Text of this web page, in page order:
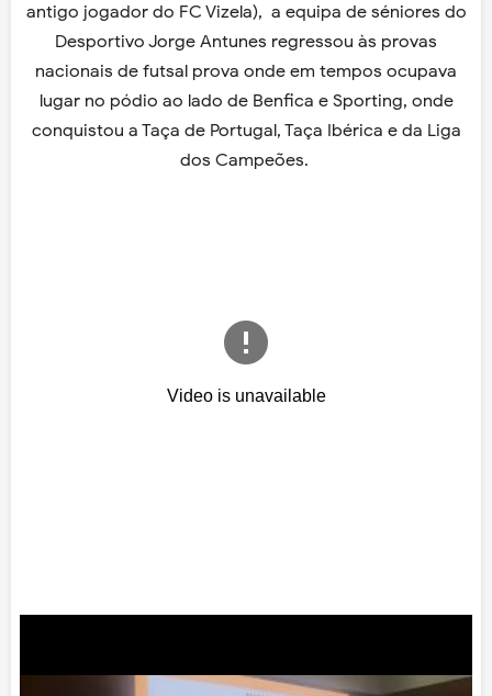
antigo jogador do FC Vizela), a equipa de séniores do
Desportivo Jorge Antunes regressou às provas
nacionais de futsal prova onde em tempos ocupava
lugar no pódio ao lado de Benfica e Sporting, onde
conquistou a Taça de Portugal, Taça Ibérica e da Liga
dos Campeões.